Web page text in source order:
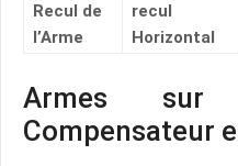
Recul de
l’Arme
recul
Horizontal
Armes sur
Compensateur